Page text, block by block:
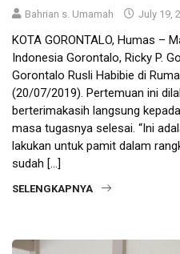
Bahrian s. Umamah July 19,
KOTA GORONTALO, Humas –
Indonesia Gorontalo, Ricky P.
Gorontalo Rusli Habibie di
(20/07/2019). Pertemuan ini
berterimakasih langsung
masa tugasnya selesai. “Ini
lakukan untuk pamit dalam
sudah […]
SELENGKAPNYA